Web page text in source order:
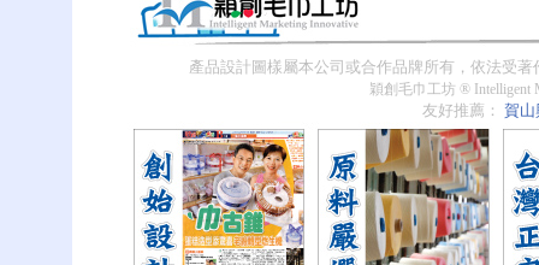
產品設計圖樣屬本公司或合作品牌所有，依法受
穎創毛巾工坊 ® Intelligent
友好推薦： 賀山